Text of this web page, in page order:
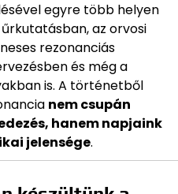
egyre több helyen
az orvosi
rezonanciás
és még a
is. A történetből
nem csupán
hanem napjaink
jelensége.